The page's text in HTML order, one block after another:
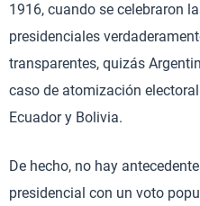
1916, cuando se celebraron
presidenciales
transparentes, quizás
caso de atomización
Ecuador y Bolivia.
De hecho, no hay
presidencial con un voto